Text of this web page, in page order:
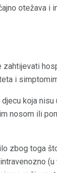
otežava i
i
koja
nosom ili
zbog toga